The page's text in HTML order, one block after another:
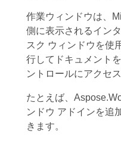
作業ウィンドウは、
側に表示されるイン
スク ウィンドウを使
行してドキュメント
ントロールにアクセ
たとえば、
ンドウ アドインを追
きます。